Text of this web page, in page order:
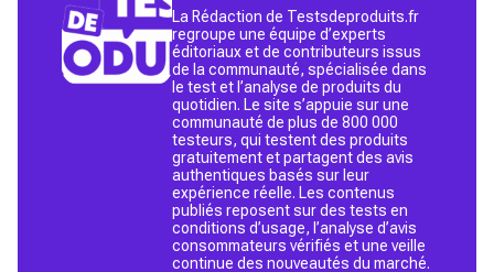
La Rédaction de Testsdeproduits.fr
regroupe une équipe d’experts
éditoriaux et de contributeurs issus
de la communauté, spécialisée dans
le test et l’analyse de produits du
quotidien. Le site s’appuie sur une
communauté de plus de 800 000
testeurs, qui testent des produits
gratuitement et partagent des avis
authentiques basés sur leur
expérience réelle. Les contenus
publiés reposent sur des tests en
conditions d’usage, l’analyse d’avis
consommateurs vérifiés et une veille
continue des nouveautés du marché.